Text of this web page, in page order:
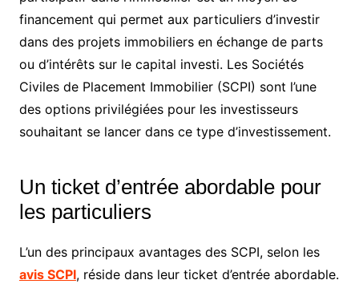
financement qui permet aux particuliers d’investir
dans des projets immobiliers en échange de parts
ou d’intérêts sur le capital investi. Les Sociétés
Civiles de Placement Immobilier (SCPI) sont l’une
des options privilégiées pour les investisseurs
souhaitant se lancer dans ce type d’investissement.
Un ticket d’entrée abordable pour
les particuliers
L’un des principaux avantages des SCPI, selon les
avis SCPI, réside dans leur ticket d’entrée abordable.